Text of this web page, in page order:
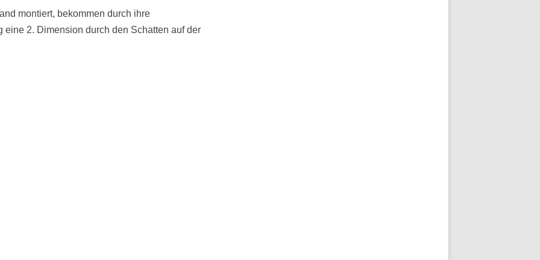
montiert, bekommen durch ihre
2. Dimension durch den Schatten auf der